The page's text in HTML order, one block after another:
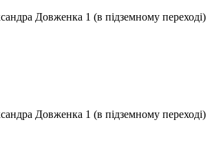
Довженка 1 (в підземному переході)
Довженка 1 (в підземному переході)